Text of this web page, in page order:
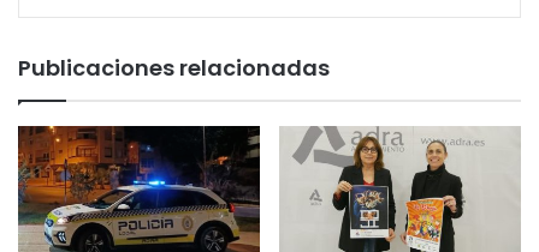
Publicaciones relacionadas